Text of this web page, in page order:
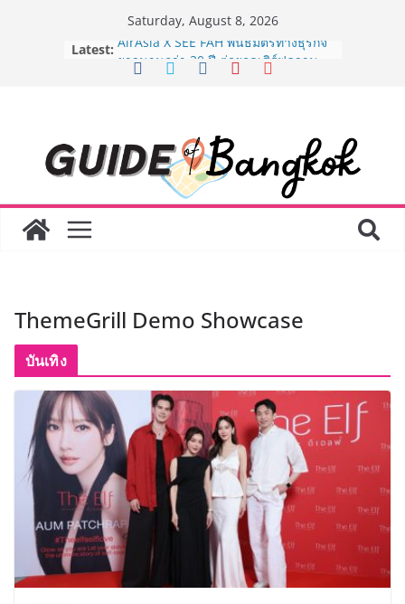
Saturday, August 8, 2026
Latest: AirAsia X SEE FAH พันธมิตรทางธุรกิจ
ยาวนานกว่า 20 ปี ต่อยอดเสิร์ฟความ
“BIO TRADE CONNECT 2026” ยก
ระดับผลิตภัณฑ์ท้องถิ่นสู่ตลาดเชิง
พาณิชย์อย่างยั่งยืน
LORDNINE จัดศึกคนดังสายเกม ไทย
ปะทะ ฟิลิปปินส์ ใน “Rise of the Tenth
มหาวิทยาลัยเท่านั้น แต่ยังเตรียมพวก
ประเทศ จัดประชุมใหญ่แห่งปี พบ CEO
“ดร.ปิยะวัฒน์” ถ่ายทอดวิสัยทัศน์ธุรกิจ
พร้อมฟรีคอนเสิร์ต “โชค รถแห่” ยกวง
ThemeGrill Demo Showcase
บันเทิง